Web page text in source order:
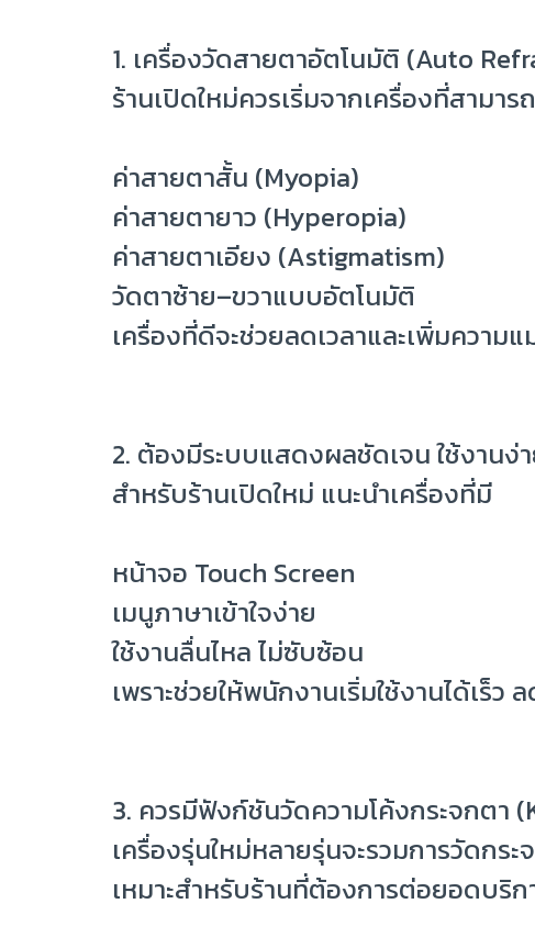
1. เครื่องวัดสายตาอัตโนมัติ (Auto
ร้านเปิดใหม่ควรเริ่มจากเครื่องที่สามาร
ค่าสายตาสั้น (Myopia)
ค่าสายตายาว (Hyperopia)
ค่าสายตาเอียง (Astigmatism)
วัดตาซ้าย–ขวาแบบอัตโนมัติ
เครื่องที่ดีจะช่วยลดเวลาและเพิ่มความ
2. ต้องมีระบบแสดงผลชัดเจน ใช้งานง่
สำหรับร้านเปิดใหม่ แนะนำเครื่องที่มี
หน้าจอ Touch Screen
เมนูภาษาเข้าใจง่าย
ใช้งานลื่นไหล ไม่ซับซ้อน
เพราะช่วยให้พนักงานเริ่มใช้งานได้เร็ว
3. ควรมีฟังก์ชันวัดความโค้งกระจกตา
เครื่องรุ่นใหม่หลายรุ่นจะรวมการวัดกระ
เหมาะสำหรับร้านที่ต้องการต่อยอดบริก